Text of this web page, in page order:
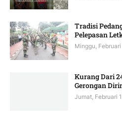
Tradisi
Pelepasan
Minggu,
Kurang Dari
Gerongan
Jumat, Februari